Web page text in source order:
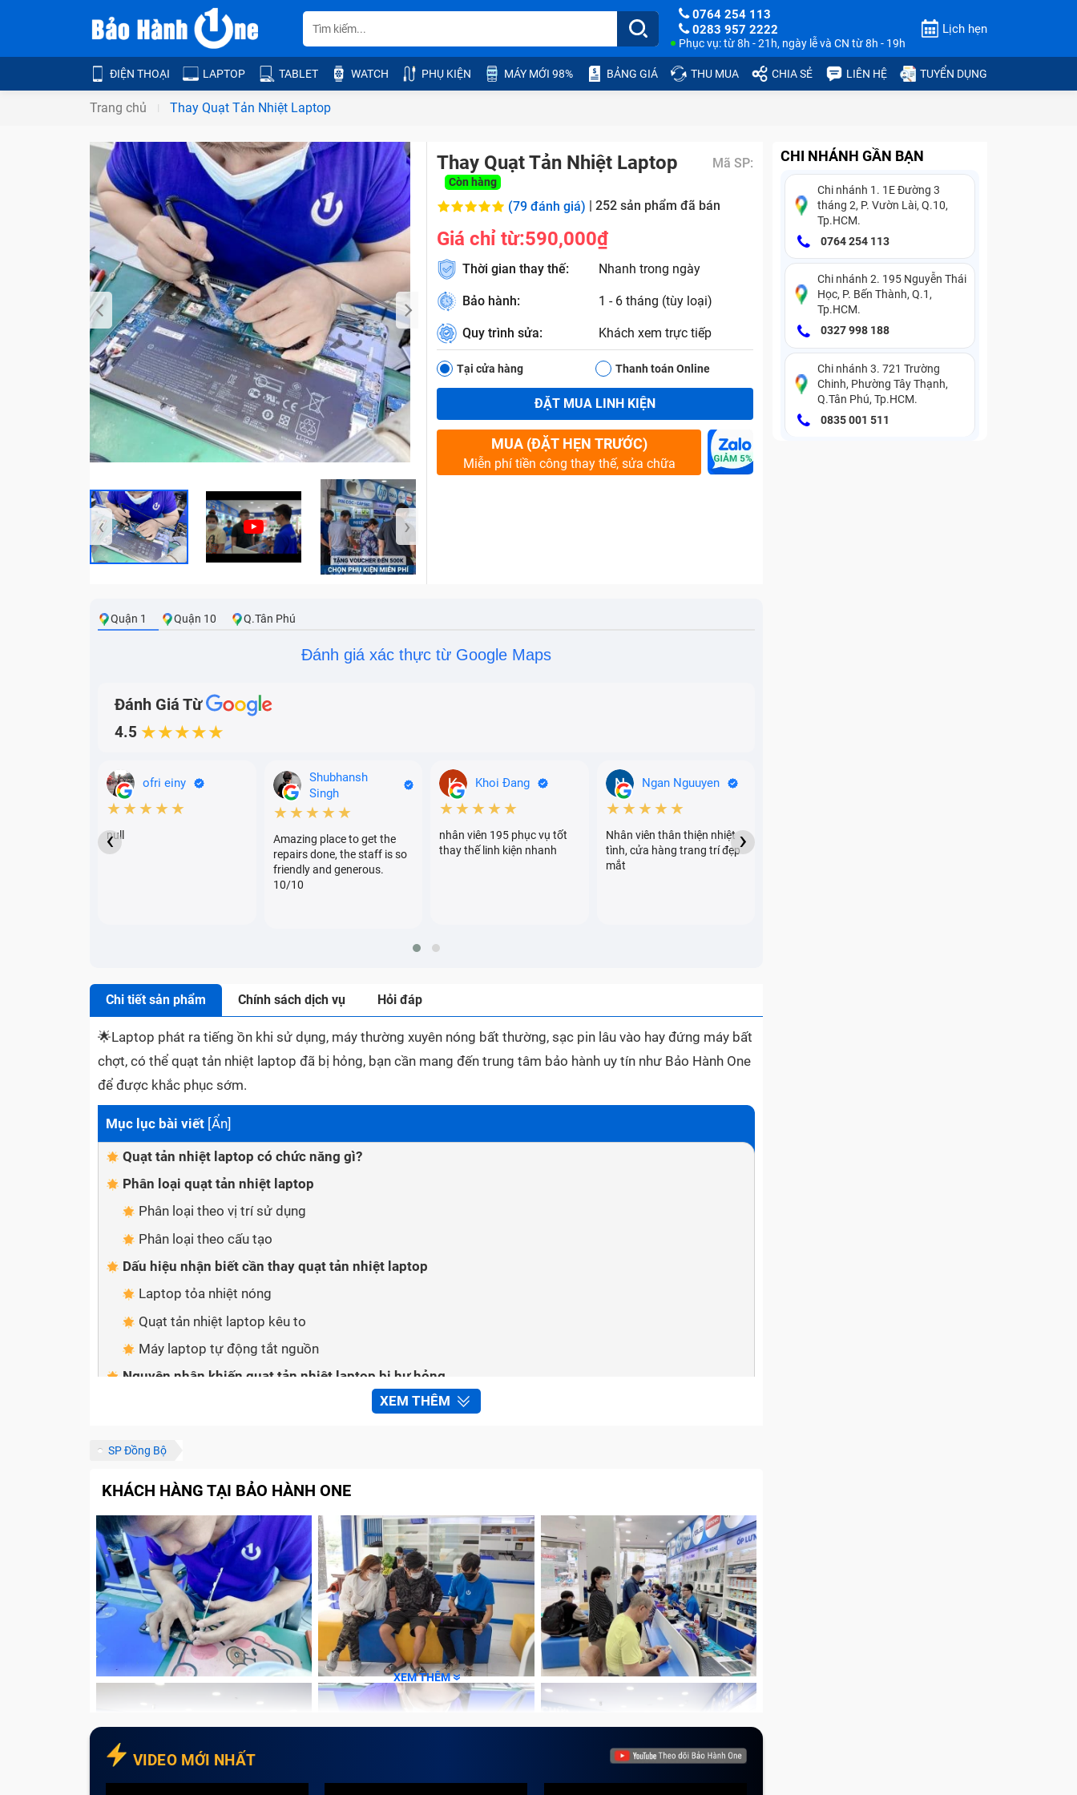
0764 254 113
0283 957 2222
Phục vụ: từ 8h - 21h, ngày lễ và CN từ 8h - 19h
Lịch hẹn
ĐIỆN THOẠI LAPTOP TABLET WATCH PHỤ KIỆN MÁY MỚI 98% BẢNG GIÁ THU MUA CHIA SẺ LIÊN HỆ TUYỂN DỤNG
Trang chủ Thay Quạt Tản Nhiệt Laptop
Bảo Hành One
‹ ›
Thay Quạt Tản Nhiệt Laptop Mã SP:
Còn hàng
(79 đánh giá) | 252 sản phẩm đã bán
Giá chỉ từ:590,000₫
Thời gian thay thế: Nhanh trong ngày
Bảo hành: 1 - 6 tháng (tùy loại)
Quy trình sửa: Khách xem trực tiếp
Tại cửa hàng Thanh toán Online
ĐẶT MUA LINH KIỆN
MUA (ĐẶT HẸN TRƯỚC)
Miễn phí tiền công thay thế, sửa chữa
Quận 1 Quận 10 Q.Tân Phú
Đánh giá xác thực từ Google Maps
Đánh Giá Từ
4.5 ★★★★★
ofri einy
★★★★★
null
Shubhansh
Singh
★★★★★
Amazing place to get the
repairs done, the staff is so
friendly and generous.
10/10
Khoi Đang
★★★★★
nhân viên 195 phục vụ tốt
thay thế linh kiện nhanh
Ngan Nguuyen
★★★★★
Nhân viên thân thiện nhiệt
tình, cửa hàng trang trí đẹp
mắt
‹ ›
Chi tiết sản phẩm Chính sách dịch vụ Hỏi đáp
🌟Laptop phát ra tiếng ồn khi sử dụng, máy thường xuyên nóng bất thường, sạc pin lâu vào hay đứng máy bất
chợt, có thể quạt tản nhiệt laptop đã bị hỏng, bạn cần mang đến trung tâm bảo hành uy tín như Bảo Hành One
để được khắc phục sớm.
Mục lục bài viết [Ẩn]
Quạt tản nhiệt laptop có chức năng gì?
Phân loại quạt tản nhiệt laptop
Phân loại theo vị trí sử dụng
Phân loại theo cấu tạo
Dấu hiệu nhận biết cần thay quạt tản nhiệt laptop
Laptop tỏa nhiệt nóng
Quạt tản nhiệt laptop kêu to
Máy laptop tự động tắt nguồn
Nguyên nhân khiến quạt tản nhiệt laptop bị hư hỏng
Thay quạt tản nhiệt laptop chất lượng tốt, giá rẻ tại Bảo Hành One
Cam kết của Bảo Hành One với khách hàng khi thay quạt tản nhiệt laptop
Tạm kết
Quạt tản nhiệt laptop có chức năng gì?
Quạt tản nhiệt laptop hay còn được gọi là FAN laptop được tích hợp bên trong laptop. Khi khởi động máy,
quạt sẽ khởi động để giúp tản nhiệt ra ngoài, đây là bộ phận rất cần thiết, vì nếu không có quạt tản nhiệt
laptop sẽ nhanh bị nóng, làm ảnh hưởng tới linh kiện quan trọng bên trong, lâu dần sẽ làm hư hỏng linh kiện.
XEM THÊM
SP Đồng Bộ
KHÁCH HÀNG TẠI BẢO HÀNH ONE
XEM THÊM
VIDEO MỚI NHẤT
CHI NHÁNH GẦN BẠN
Chi nhánh 1. 1E Đường 3
tháng 2, P. Vườn Lài, Q.10,
Tp.HCM.
0764 254 113
Chi nhánh 2. 195 Nguyễn Thái
Học, P. Bến Thành, Q.1,
Tp.HCM.
0327 998 188
Chi nhánh 3. 721 Trường
Chinh, Phường Tây Thạnh,
Q.Tân Phú, Tp.HCM.
0835 001 511